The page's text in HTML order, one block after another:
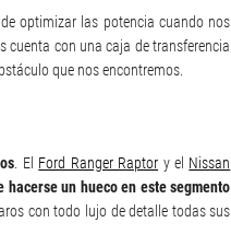
optimizar las potencia cuando nos
cuenta con una caja de transferencia
que nos encontremos.
. El Ford Ranger Raptor y el Nissan
un hueco en este segmento
con todo lujo de detalle todas sus